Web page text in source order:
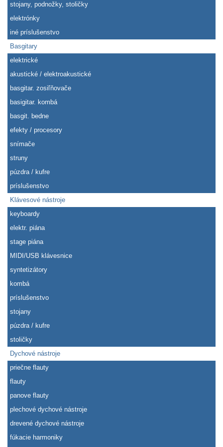
stojany, podnožky, stoličky
elektrónky
iné príslušenstvo
Basgitary
elektrické
akustické / elektroakustické
basgitar. zosiľňovače
basigitar. kombá
basgit. bedne
efekty / procesory
snímače
struny
púzdra / kufre
príslušenstvo
Klávesové nástroje
keyboardy
elektr. piána
stage piána
MIDI/USB klávesnice
syntetizátory
kombá
príslušenstvo
stojany
púzdra / kufre
stoličky
Dychové nástroje
priečne flauty
flauty
panove flauty
plechové dychové nástroje
drevené dychové nástroje
fúkacie harmoniky